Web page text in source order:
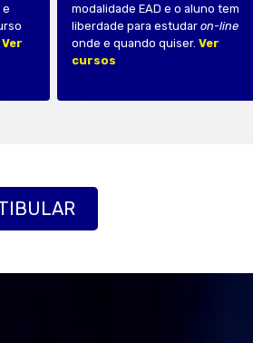
e
Ver
modalidade EAD e o aluno tem
liberdade para estudar on-line
onde e quando quiser. Ver
cursos